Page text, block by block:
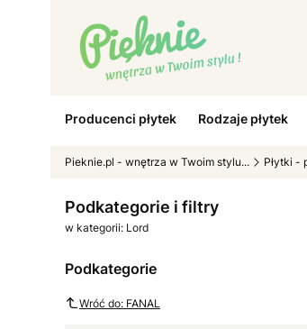
Producenci płytek Rodzaje płytek
Pieknie.pl - wnętrza w Twoim stylu... Płytki -
Podkategorie i filtry
w kategorii: Lord
Podkategorie
Wróć do: FANAL